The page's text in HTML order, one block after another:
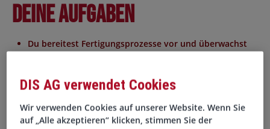
Deine Aufgaben
Du bereitest Fertigungsprozesse vor und überwachst
sowie Qualitätskontrollen durch
Du richtest Anlagen ein, passt Einstellungen an und
gibst Produktionsanlagen frei
DIS AG verwendet Cookies
Wir verwenden Cookies auf unserer Website. Wenn Sie
auf „Alle akzeptieren“ klicken, stimmen Sie der